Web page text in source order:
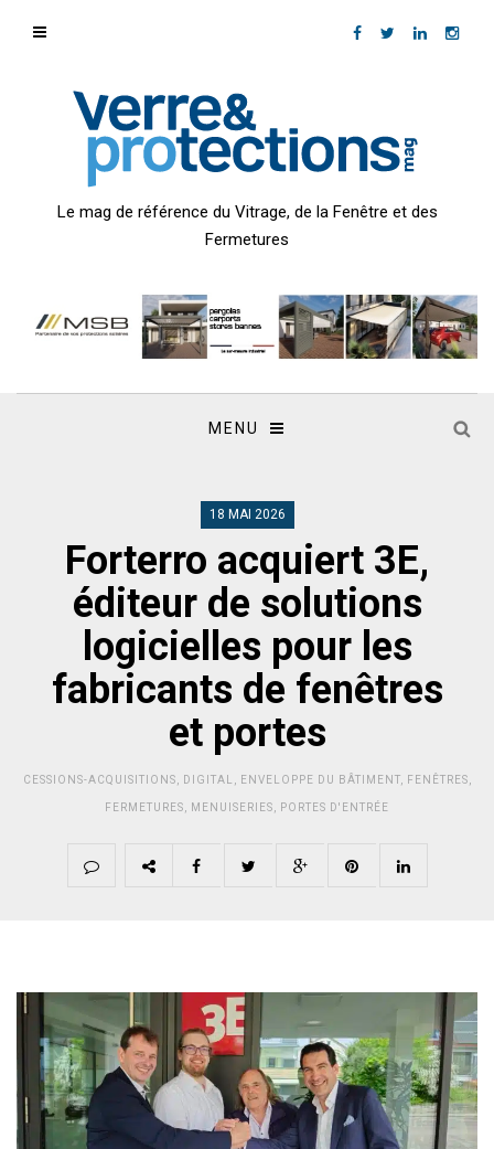
Le mag de référence du Vitrage, de la Fenêtre et des
Fermetures
MENU
18 MAI 2026
Forterro acquiert 3E,
éditeur de solutions
logicielles pour les
fabricants de fenêtres
et portes
CESSIONS-ACQUISITIONS DIGITAL ENVELOPPE DU BÂTIMENT, FENÊTRES
FERMETURES MENUISERIES PORTES D'ENTRÉE